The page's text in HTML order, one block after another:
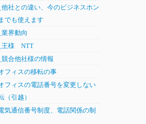
他社との違い、今のビジネスホン
でも使えます
業界動向
王様 NTT
競合他社様の情報
フィスの移転の事
フィスの電話番号を変更しない
（引越）
気通信番号制度、電話関係の制